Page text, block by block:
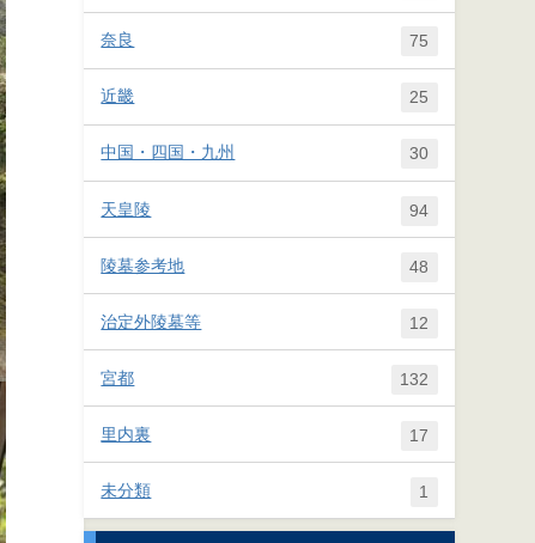
奈良 75
近畿 25
中国・四国・九州 30
天皇陵 94
陵墓参考地 48
治定外陵墓等 12
宮都 132
里内裏 17
未分類 1